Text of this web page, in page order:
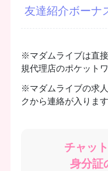
友達紹介ボーナ
※マダムライブは直
規代理店のポケット
※マダムライブの求
クから連絡が入りま
チャッ
身分証